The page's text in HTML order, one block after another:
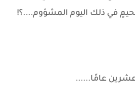
في ذلك اليوم المشؤوم....؟!
عشرين عامًا......